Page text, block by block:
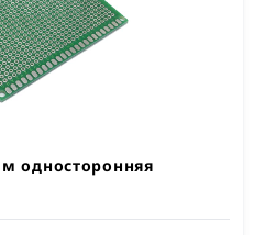
односторонняя